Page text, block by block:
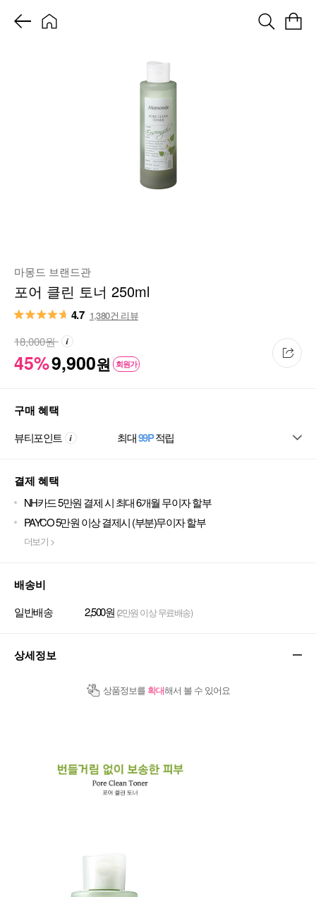
마몽드 브랜드관
포어 클린 토너 250ml
4.7 1,380건 리뷰
45%9,900원 회원가
18,000원
구매 혜택
뷰티포인트 최대99P적립
결제 혜택
NH카드 5만원 결제 시 최대 6개월 무이자 할부
PAYCO 5만원 이상 결제시 (부분)무이자 할부
더보기 >
배송비
일반배송 2,500원 (2만원 이상 무료배송)
상세정보
상품정보를 확대해서 볼 수 있어요